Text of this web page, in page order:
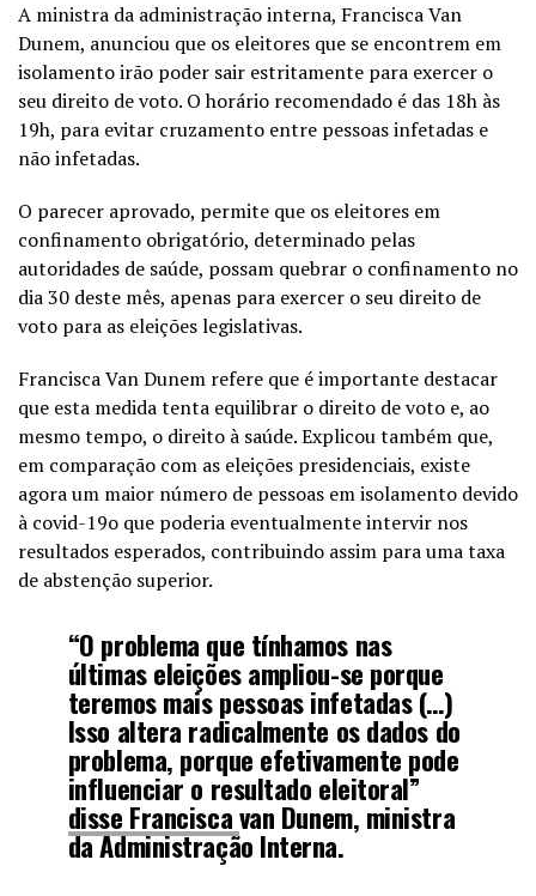
A ministra da administração interna, Francisca Van
Dunem, anunciou que os eleitores que se encontrem em
isolamento irão poder sair estritamente para exercer o
seu direito de voto. O horário recomendado é das 18h às
19h, para evitar cruzamento entre pessoas infetadas e
não infetadas.
O parecer aprovado, permite que os eleitores em
confinamento obrigatório, determinado pelas
autoridades de saúde, possam quebrar o confinamento no
dia 30 deste mês, apenas para exercer o seu direito de
voto para as eleições legislativas.
Francisca Van Dunem refere que é importante destacar
que esta medida tenta equilibrar o direito de voto e, ao
mesmo tempo, o direito à saúde. Explicou também que,
em comparação com as eleições presidenciais, existe
agora um maior número de pessoas em isolamento devido
à covid-19o que poderia eventualmente intervir nos
resultados esperados, contribuindo assim para uma taxa
de abstenção superior.
“O problema que tínhamos nas
últimas eleições ampliou-se porque
teremos mais pessoas infetadas (…)
Isso altera radicalmente os dados do
problema, porque efetivamente pode
influenciar o resultado eleitoral”
disse Franciscavan Dunem, ministra
da Administração Interna.